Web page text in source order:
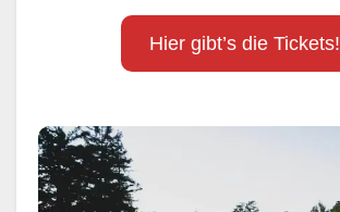
Hier gibt’s die Tickets!